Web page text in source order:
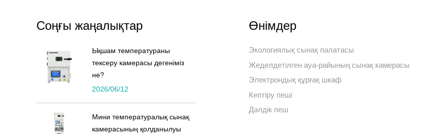
Соңғы жаңалықтар
Ықшам температураны
тексеру камерасы дегеніміз
не?
2026/06/12
Мини температуралық сынақ
камерасының қолданылуы
Өнімдер
Экологиялық сынақ палатасы
Жеделдетілген ауа-райының сынақ камерасы
Электрондық құрғақ шкаф
Кептіру пеші
Дәлдік пеш